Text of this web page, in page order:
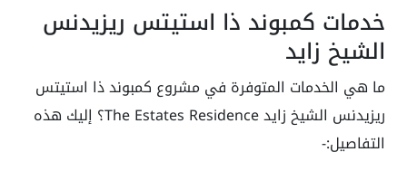
خدمات كمبوند ذا استيتس ريزيدنس
الشيخ زايد
ما هي الخدمات المتوفرة في مشروع كمبوند ذا استيتس
ريزيدنس الشيخ زايد The Estates Residence؟ إليك هذه
التفاصيل:-